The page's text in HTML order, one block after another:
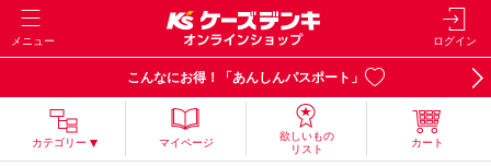
メニュー ログイン
こんなにお得！「あんしんパスポート」
カテゴリー マイページ
欲しいもの
リスト
カート